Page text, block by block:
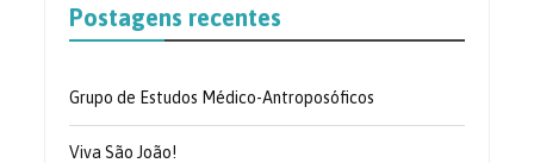
Postagens recentes
Grupo de Estudos Médico-Antroposóficos
Viva São João!